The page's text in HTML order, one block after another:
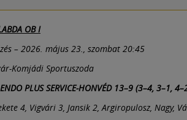
OB I
– 2026. május 23., szombat 20:45
Komjádi Sportuszoda
ENDO PLUS SERVICE-HONVÉD 13–9 (3–4, 3–1,
4, Vigvári 3, Jansik 2, Argiropulosz, Nagy,